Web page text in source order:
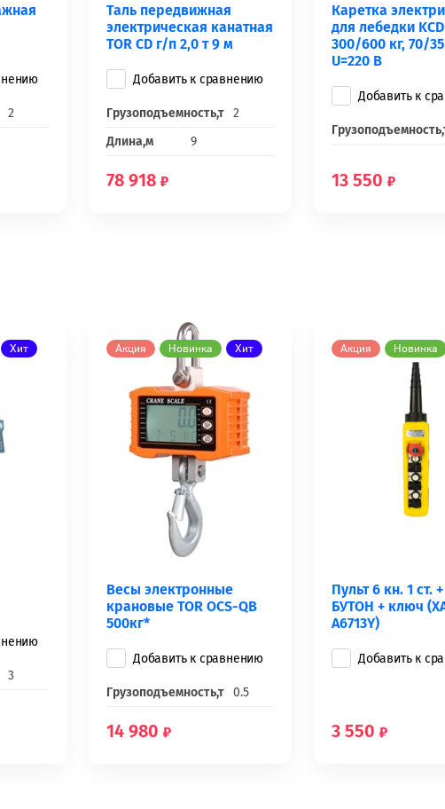
2
Таль передвижная
электрическая канатная
TOR CD г/п 2,0 т 9 м
Добавить к сравнению
Грузоподъемность,т 2
Длина,м
9
78 918
Каретка
для лебедки KCD
300/600 кг, 70/
U=220 В
Добавить к
13 550
Хит
3
Акция Новинка Хит
Весы электронные
крановые TOR OCS-QB
500кг*
Добавить к сравнению
Грузоподъемность,т 0.5
14 980
Акция Новинка
Пульт 6 кн. 1 ст.
БУТОН + ключ
A6713Y)
Добавить к
3 550